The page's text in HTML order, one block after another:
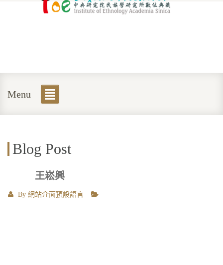
Menu
Blog Post
王崧興
By 網站介面預設語言